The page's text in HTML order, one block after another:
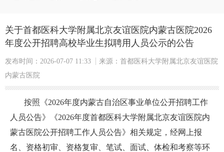
关于首都医科大学附属北京友谊医院内蒙古医院2026
年度公开招聘高校毕业生拟聘用人员公示的公告
发布时间：2026-07-07 11:33
来源：首都医科大学附属北京友谊医院
内蒙古医院
按照《2026年度内蒙古自治区事业单位公开招聘工作
人员公告》《2026年度首都医科大学附属北京友谊医院内
蒙古医院公开招聘工作人员公告》相关规定，经网上报
名、资格初审、资格复审、笔试、面试、体检和考察等环